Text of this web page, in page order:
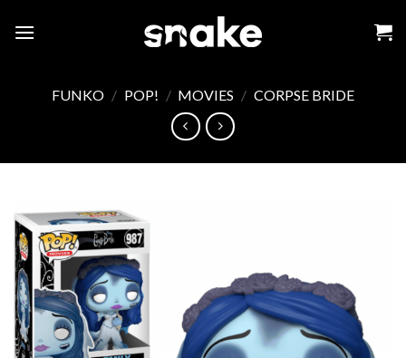
FUNKO / POP! / MOVIES / CORPSE BRIDE